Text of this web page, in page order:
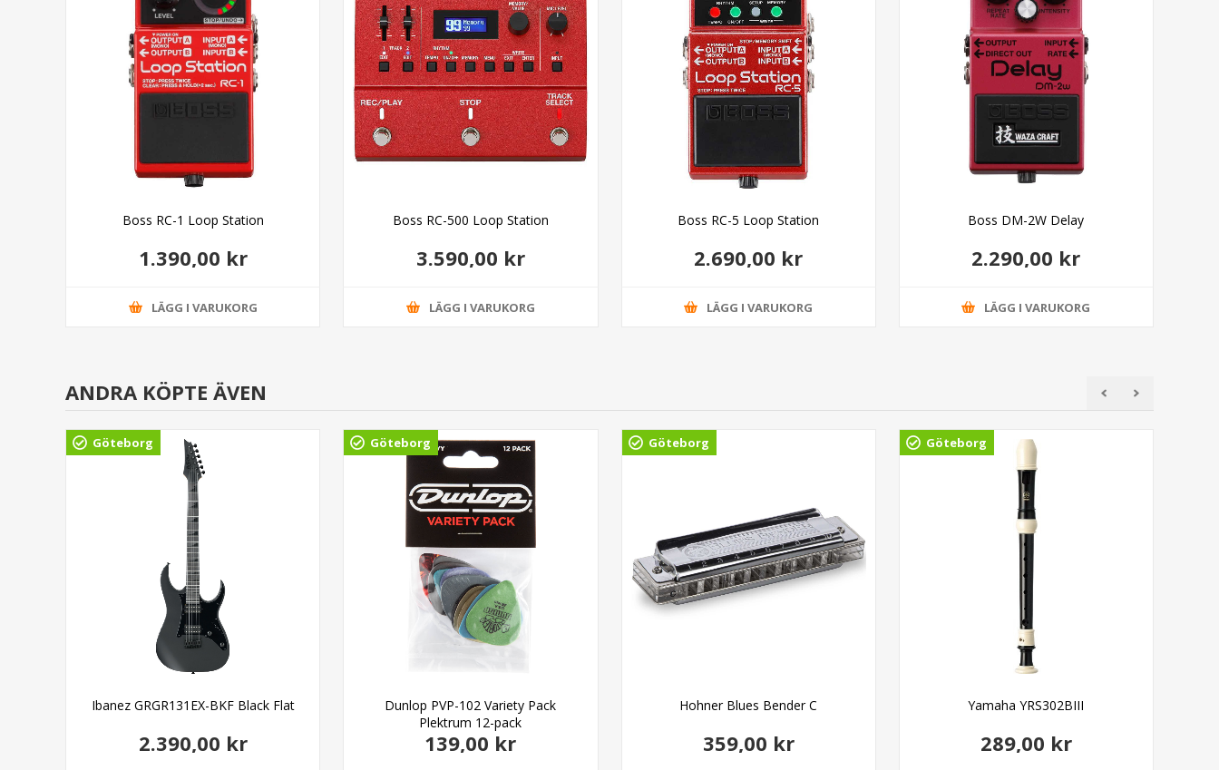
Boss RC-1 Loop Station
1.390,00 kr
LÄGG I VARUKORG
Boss RC-500 Loop Station
3.590,00 kr
LÄGG I VARUKORG
Boss RC-5 Loop Station
2.690,00 kr
LÄGG I VARUKORG
Boss DM-2W Delay
2.290,00 kr
LÄGG I VARUKORG
ANDRA KÖPTE ÄVEN
Göteborg
Ibanez GRGR131EX-BKF Black Flat
2.390,00 kr
Göteborg
Dunlop PVP-102 Variety Pack
Plektrum 12-pack
139,00 kr
Göteborg
Hohner Blues Bender C
359,00 kr
Göteborg
Yamaha YRS302BIII
289,00 kr